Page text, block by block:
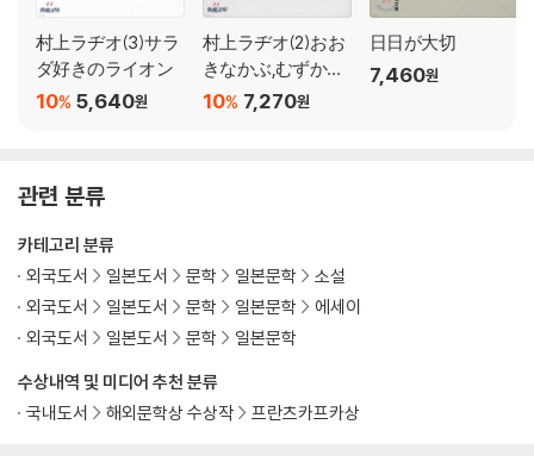
村上ラヂオ(3)サラ
ダ好きのライオン
5,640원
10%
村上ラヂオ(2)おお
きなかぶ,むずかし
いアボカド
7,270원
10%
日日が大切
7,460원
관련 분류
수상내역 및 미디어 추천 분류
국내도서
해외문학상 수상작 프란츠카프카상
카테고리 분류
외국도서
일본도서 문학 일본문학
소설
외국도서
일본도서 문학 일본문학
에세이
외국도서
일본도서 문학 일본문학